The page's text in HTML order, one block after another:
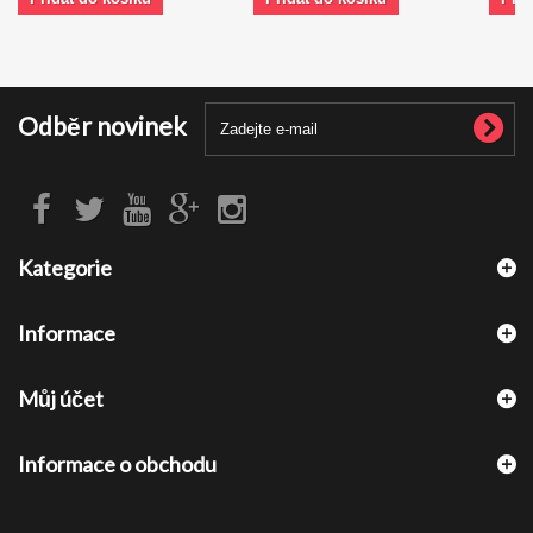
Odběr novinek
Kategorie
Informace
Můj účet
Informace o obchodu